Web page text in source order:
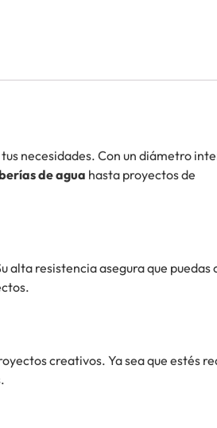
necesidades. Con un diámetro
de agua hasta proyectos de
alta resistencia asegura que puedas
creativos. Ya sea que estés